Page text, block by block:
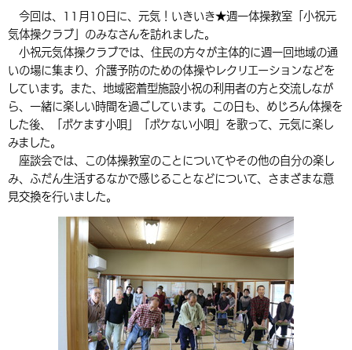
中国語（繁体字）
組織案内
環境・衛生 生涯学習・スポーツ・人権
選挙 外国人の方向け情報
都市整備
手当・助成 健康・医療
相談・支援・情報 計画・施策
観光なび スポットを探す
遊ぶ・体験する グルメ・食べる
買う・おみやげ 四季のイベント・祭り
移住・定住
市政情報
中津市について 市役所の紹介
地方創生・地域活性化 広報・広聴
行政・計画
今回は、11月10日に、元気！いきいき★週一体操教室「小祝元
気体操クラブ」のみなさんを訪れました。
小祝元気体操クラブでは、 住民の方々が主体的に週一回地域の通
いの場に集まり、介護予防のための体操やレクリエーションなどを
しています。また、地域密着型施設小祝の利用者の方と交流しなが
ら、一緒に楽しい時間を過ごしています。この日も、めじろん体操を
した後、「ボケます小唄」「ボケない小唄」を歌って、元気に楽し
みました。
座談会では、この体操教室のことについてやその他の自分の楽し
み、ふだん生活するなかで感じることなどについて、さまざまな意
見交換を行いました。